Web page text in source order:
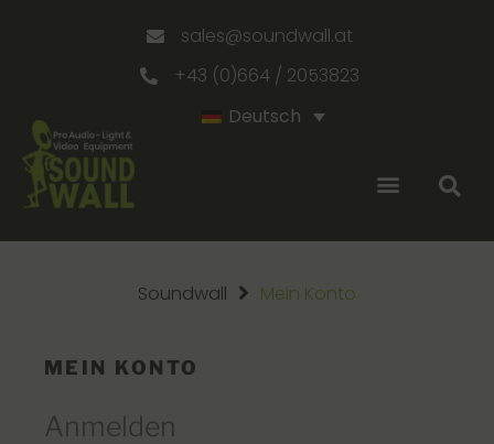
sales@soundwall.at
+43 (0)664 / 2053823
Deutsch
Soundwall Mein Konto
MEIN KONTO
Anmelden